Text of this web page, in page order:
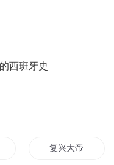
西班牙史
复兴大帝